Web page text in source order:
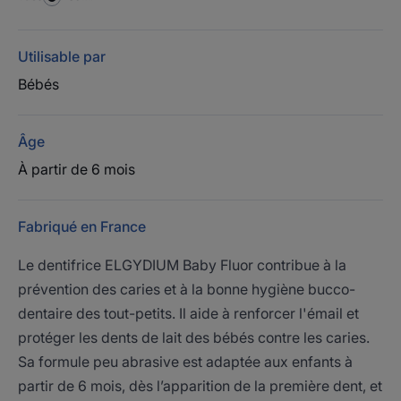
Utilisable par
Bébés
Âge
À partir de 6 mois
Fabriqué en France
Le dentifrice ELGYDIUM Baby Fluor contribue à la
prévention des caries et à la bonne hygiène bucco-
dentaire des tout-petits. Il aide à renforcer l'émail et
protéger les dents de lait des bébés contre les caries.
Sa formule peu abrasive est adaptée aux enfants à
partir de 6 mois, dès l’apparition de la première dent, et